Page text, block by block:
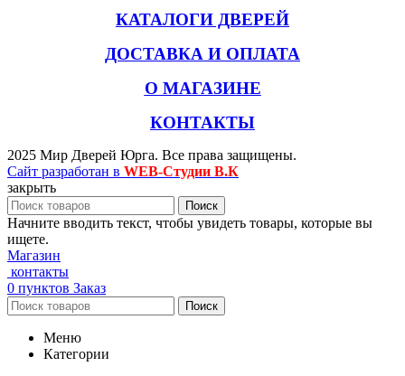
КАТАЛОГИ ДВЕРЕЙ
ДОСТАВКА И ОПЛАТА
О МАГАЗИНЕ
КОНТАКТЫ
2025 Мир Дверей Юрга. Все права защищены.
Сайт разработан в WEB-Студии В.К
закрыть
Поиск
Начните вводить текст, чтобы увидеть товары, которые вы
ищете.
Магазин
контакты
0 пунктов Заказ
Поиск
Меню
Категории